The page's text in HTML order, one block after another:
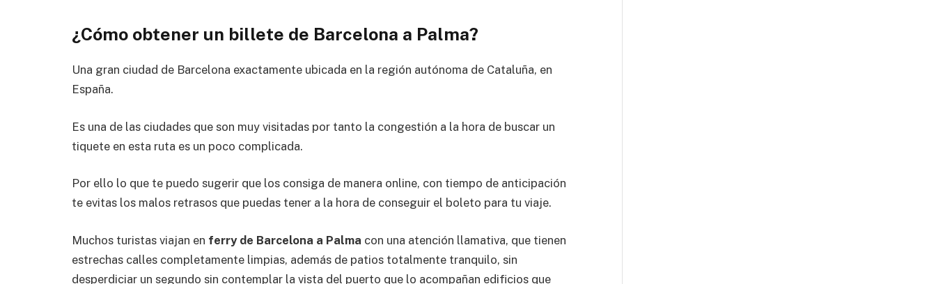
¿Cómo obtener un billete de Barcelona a Palma?
Una gran ciudad de Barcelona exactamente ubicada en la región autónoma de Cataluña, en
España.
Es una de las ciudades que son muy visitadas por tanto la congestión a la hora de buscar un
tiquete en esta ruta es un poco complicada.
Por ello lo que te puedo sugerir que los consiga de manera online, con tiempo de anticipación
te evitas los malos retrasos que puedas tener a la hora de conseguir el boleto para tu viaje.
Muchos turistas viajan en ferry de Barcelona a Palma con una atención llamativa, que tienen
estrechas calles completamente limpias, además de patios totalmente tranquilo, sin
desperdiciar un segundo sin contemplar la vista del puerto que lo acompañan edificios que